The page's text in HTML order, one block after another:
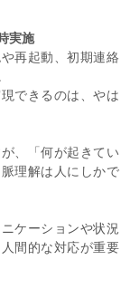
実施
再起動、初期連絡
できるのは、やは
、「何が起きてい
理解は人にしかで
ケーションや状況
間的な対応が重要